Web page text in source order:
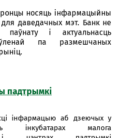
носяць інфармацыйны
даведачных мэт. Банк не
і актуальнасць
па размешчаных
падтрымкі
інфармацыю аб дзеючых у
інкубатарах малога